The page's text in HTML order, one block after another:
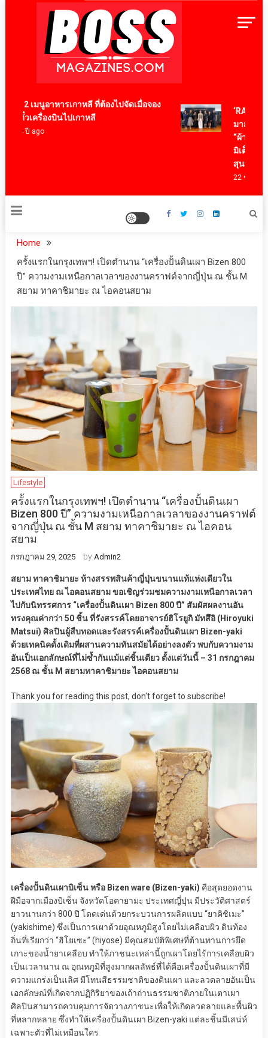
BossMagazinesThailand
12 เมนูอาหารเกาหลี ที่ต้องไปจัดเมื่อจอง
ตั๋วเครื่องบินไปเกาหลี
4 ปี ago
มาสเตอร์พีซ
“ผ้าลายน้ำ
มิเต็ด ถ่าย
สุนทรียภาพ
22 ชั่วโมง ago
Home
ครั้งแรกในกรุงเทพฯ! เปิดตำนาน “เครื่องปั้นดินเผา Bizen 800
ปี” ความงามเหนือกาลเวลาของงานคราฟต์จากญี่ปุ่น ณ ชั้น M
สยาม ทาคาชิมายะ ณ ไอคอนสยาม
Lifestyle
ครั้งแรกในกรุงเทพฯ! เปิดตำนาน “เครื่องปั้นดินเผา
Bizen 800 ปี” ความงามเหนือกาลเวลาของงานคราฟต์
จากญี่ปุ่น ณ ชั้น M สยาม ทาคาชิมายะ ณ ไอคอน
สยาม
กรกฎาคม 29, 2025 by Admin2
สยาม ทาคาชิมายะ ห้างสรรพสินค้าญี่ปุ่นขนานแท้แห่งเดียวใน
ประเทศไทย ณ ไอคอนสยาม ขอเชิญร่วมชมความงามเหนือกาลเวลา
ไปกับนิทรรศการ “เครื่องปั้นดินเผา Bizen 800 ปี” สัมผัสผลงานอัน
ทรงคุณค่ากว่า 50 ชิ้น ที่รังสรรค์โดยอาจารย์ฮิโรยูกิ มัทสึอิ (Hiroyuki
Matsui) ศิลปินผู้สืบทอดและรังสรรค์เครื่องปั้นดินเผา Bizen-yaki
ด้วยเทคนิคดั้งเดิมที่ผสานความทันสมัยได้อย่างลงตัว พบกับความงาม
อันเป็นเอกลักษณ์ที่ไม่ซ้ำกันแม้แต่ชิ้นเดียว ตั้งแต่วันนี้ – 31 กรกฎาคม
2568 ณ ชั้น M สยามทาคาชิมายะ ไอคอนสยาม
Thank you for reading this post, don't forget to subscribe!
เครื่องปั้นดินเผาบิเซ็น หรือ Bizen ware (Bizen-yaki) คือสุดยอดงาน
ฝีมือจากเมืองบิเซ็น จังหวัดโอคายามะ ประเทศญี่ปุ่น มีประวัติศาสตร์
ยาวนานกว่า 800 ปี โดดเด่นด้วยกระบวนการผลิตแบบ “ยาคิชิเมะ”
(yakishime) ซึ่งเป็นการเผาด้วยอุณหภูมิสูงโดยไม่เคลือบผิว ดินท้อง
ถิ่นที่เรียกว่า “ฮิโยเซะ” (hiyose) มีคุณสมบัติพิเศษที่ต้านทานการยึด
เกาะของน้ำยาเคลือบ ทำให้ภาชนะเหล่านี้ถูกเผาโดยไร้การเคลือบผิว
เป็นเวลานาน ณ อุณหภูมิที่สูงมากผลลัพธ์ที่ได้คือเครื่องปั้นดินเผาที่มี
ความแกร่งเป็นเลิศ มีโทนสีธรรมชาติของดินเผา และลวดลายอันเป็น
เอกลักษณ์ที่เกิดจากปฏิกิริยาของเถ้าถ่านธรรมชาติภายในเตาเผา
ศิลปินสามารถควบคุมการจัดวางภาชนะเพื่อให้เกิดลวดลายและพื้นผิว
ที่หลากหลาย ซึ่งทำให้เครื่องปั้นดินเผา Bizen-yaki แต่ละชิ้นมีเสน่ห์
เฉพาะตัวที่ไม่เหมือนใคร